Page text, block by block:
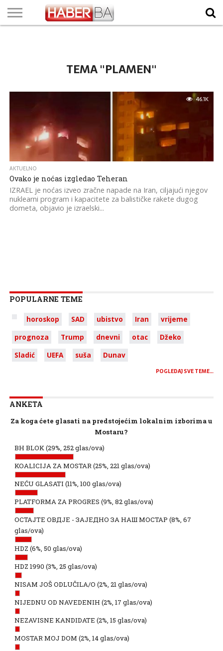
TEMA "PLAMEN"
46.1K
AKTUELNO
Ovako je noćas izgledao Teheran
IZRAEL je noćas izveo zračne napade na Iran, ciljajući njegov
nuklearni program i kapacitete za balističke rakete dugog
dometa, objavio je izraelski...
POPULARNE TEME
horoskop SAD ubistvo Iran
vrijeme
prognoza
Trump dnevni otac
Džeko
Sladić
UEFA suša Dunav
POGLEDAJ SVE TEME…
ANKETA
Za koga ćete glasati na predstojećim lokalnim izborima u
Mostaru?
BH BLOK(29%, 252 glas/ova)
KOALICIJA ZA MOSTAR(25%, 221 glas/ova)
NEĆU GLASATI (11%, 100 glas/ova)
PLATFORMA ZA PROGRES (9%, 82 glas/ova)
ОСТАЈТЕ ОВДЈЕ - ЗАЈЕДНО ЗА НАШ МОСТАР (8%, 67
glas/ova)
HDZ (6%, 50 glas/ova)
HDZ 1990 (3%, 25 glas/ova)
NISAM JOŠ ODLUČILA/O (2%, 21 glas/ova)
NIJEDNU OD NAVEDENIH (2%, 17 glas/ova)
NEZAVISNE KANDIDATE (2%, 15 glas/ova)
MOSTAR MOJ DOM (2%, 14 glas/ova)